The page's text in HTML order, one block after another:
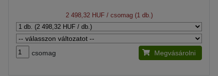
2 498,32 HUF/ csomag (1 db.)
csomag Megvásárolni